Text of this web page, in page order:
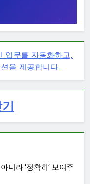
업무를 자동화하고,
을 제공합니다.
니라 ‘정확히’ 보여주